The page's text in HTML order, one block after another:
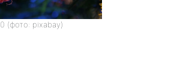
(фото: pixabay)